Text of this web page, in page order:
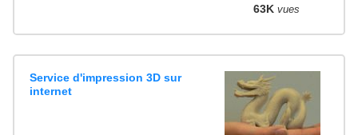
63K vues
Service d'impression 3D sur
internet